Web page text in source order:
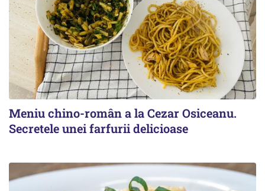
Meniu chino-român a la Cezar Osiceanu.
Secretele unei farfurii delicioase